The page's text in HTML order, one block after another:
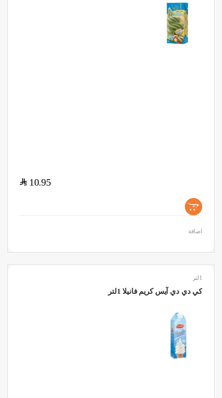
10.95
$
+
اضافة
1لتر
كي دي دي آيس كريم فانيلا 1لتر